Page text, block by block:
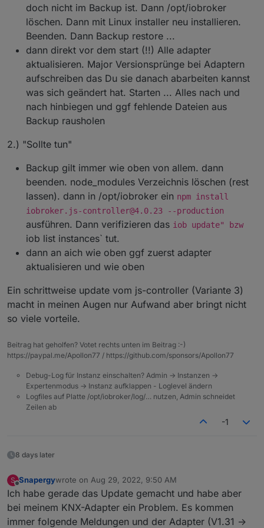
doch nicht im Backup ist. Dann /opt/iobroker
löschen. Dann mit Linux installer neu installieren.
Beenden. Dann Backup restore ...
dann direkt vor dem start (!!) Alle adapter
aktualisieren. Major Versionsprünge bei Adaptern
aufschreiben das Du sie danach abarbeiten kannst
was sich geändert hat. Starten ... Alles nach und
nach hinbiegen und ggf fehlende Dateien aus
Backup rausholen
2.) "Sollte tun"
Backup gilt immer wie oben von allem. dann
beenden. node_modules Verzeichnis löschen (rest
lassen). dann in /opt/iobroker ein npm install
iobroker.js-controller@4.0.23 --production
ausführen. Dann verifizieren das iob update" bzw
iob list instances` tut.
dann an aich wie oben ggf zuerst adapter
aktualisieren und wie oben
Ein schrittweise update vom js-controller (Variante 3)
macht in meinen Augen nur Aufwand aber bringt nicht
so viele vorteile.
Beitrag hat geholfen? Votet rechts unten im Beitrag :-)
https://paypal.me/Apollon77 / https://github.com/sponsors/Apollon77
Debug-Log für Instanz einschalten? Admin -> Instanzen ->
Expertenmodus -> Instanz aufklappen - Loglevel ändern
Logfiles auf Platte /opt/iobroker/log/… nutzen, Admin schneidet
Zeilen ab
-1
8 days later
S
Offline
Snapergywrote on Aug 29, 2022, 9:50 AM
last edited by
Ich habe gerade das Update gemacht und habe aber
bei meinem KNX-Adapter ein Problem. Es kommen
immer folgende Meldungen und der Adapter (V1.31 ->